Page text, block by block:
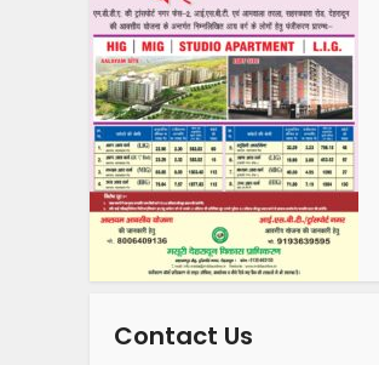
Contact Us